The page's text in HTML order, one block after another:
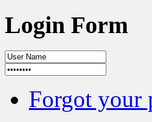
Login Form
Forgot your